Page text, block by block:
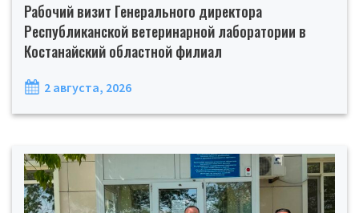
Рабочий визит Генерального директора
Республиканской ветеринарной лаборатории в
Костанайский областной филиал
2 августа, 2026